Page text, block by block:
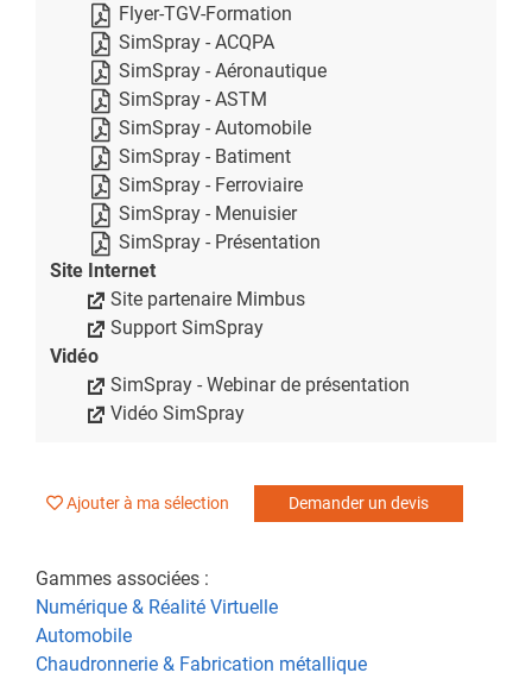
Flyer-TGV-Formation
SimSpray - ACQPA
SimSpray - Aéronautique
SimSpray - ASTM
SimSpray - Automobile
SimSpray - Batiment
SimSpray - Ferroviaire
SimSpray - Menuisier
SimSpray - Présentation
Site Internet
Site partenaire Mimbus
Support SimSpray
Vidéo
SimSpray - Webinar de présentation
Vidéo SimSpray
Ajouter à ma sélection Demander un devis
Gammes associées :
Numérique & Réalité Virtuelle
Automobile
Chaudronnerie & Fabrication métallique